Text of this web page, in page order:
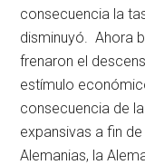
consecuencia la
disminuyó. Ahora
frenaron el
estímulo
consecuencia de
expansivas a fin
Alemanias, la